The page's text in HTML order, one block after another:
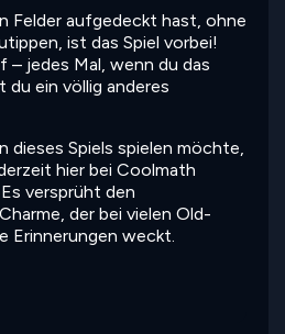
Felder aufgedeckt hast, ohne
ist das Spiel vorbei!
– jedes Mal, wenn du das
ein völlig anderes
dieses Spiels spielen möchte,
hier bei Coolmath
versprüht den
der bei vielen Old-
Erinnerungen weckt.